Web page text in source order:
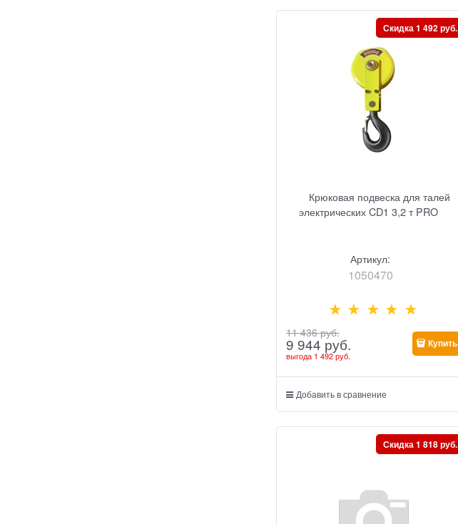
Крюковая подвеска для талей
электрических CD1 3,2 т PRO
Артикул:
1050470
Скидка 1 492 руб.
11 436 руб.
9 944 руб.
выгода 1 492 руб.
Купить
Добавить в сравнение
Скидка 1 818 руб.